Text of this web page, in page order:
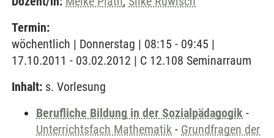
Termin:
wöchentlich | Donnerstag | 08:15 - 09:45 |
17.10.2011 - 03.02.2012 | C 12.108 Seminarraum
Inhalt: s. Vorlesung
Berufliche Bildung in der Sozialpädagogik -
Unterrichtsfach Mathematik - Grundfragen der